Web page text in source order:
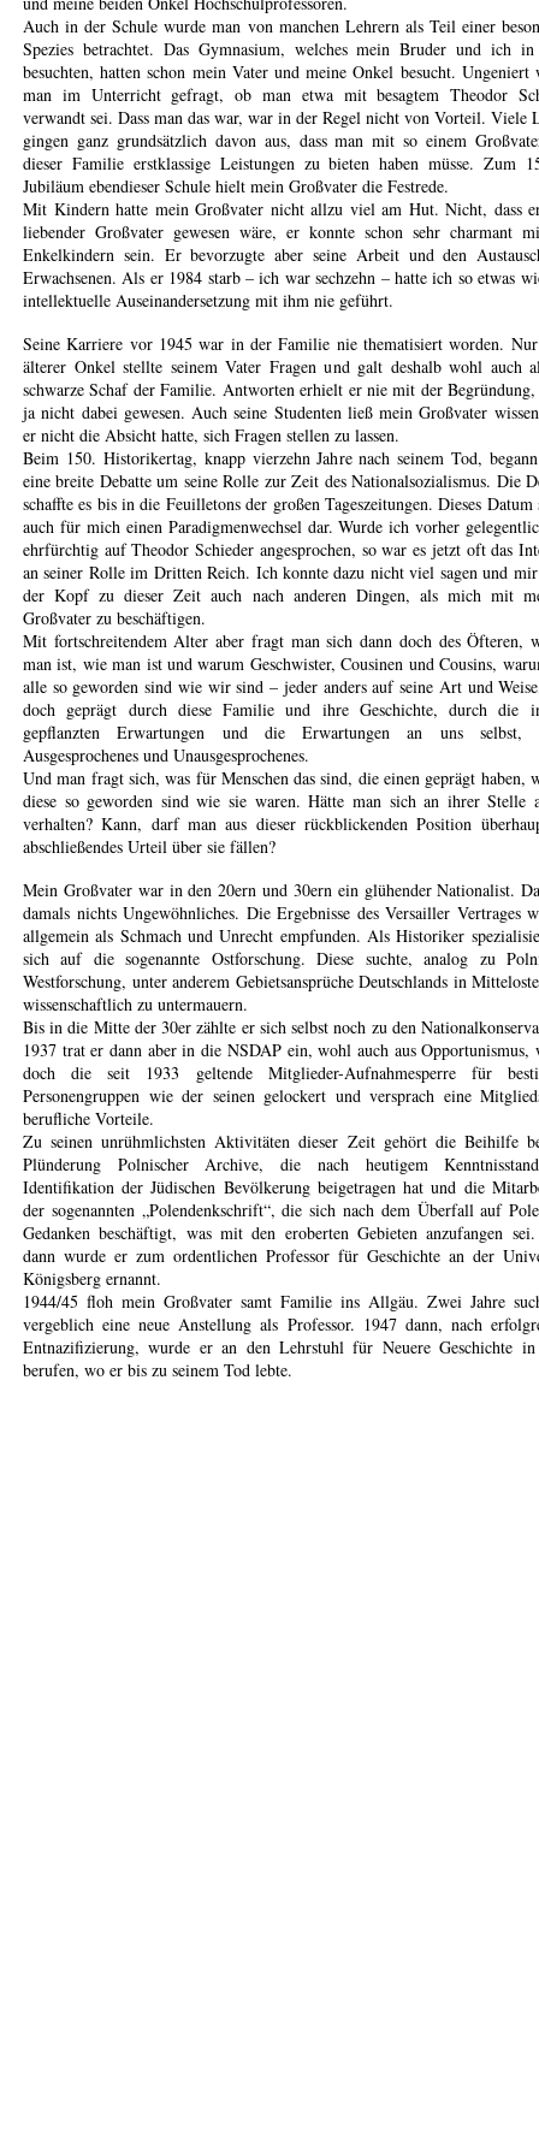
Auch in der Schule wurde man von manchen Lehrern als Teil einer
Spezies betrachtet. Das Gymnasium, welches mein Bruder und ich
besuchten, hatten schon mein Vater und meine Onkel besucht. Ungeniert
man im Unterricht gefragt, ob man etwa mit besagtem Theodor
verwandt sei. Dass man das war, war in der Regel nicht von Vorteil. Viele
gingen ganz grundsätzlich davon aus, dass man mit so einem
dieser Familie erstklassige Leistungen zu bieten haben müsse. Zum
Jubiläum ebendieser Schule hielt mein Großvater die Festrede.
Mit Kindern hatte mein Großvater nicht allzu viel am Hut. Nicht, dass
liebender Großvater gewesen wäre, er konnte schon sehr charmant
Enkelkindern sein. Er bevorzugte aber seine Arbeit und den
Erwachsenen. Als er 1984 starb – ich war sechzehn – hatte ich so etwas
intellektuelle Auseinandersetzung mit ihm nie geführt.
Seine Karriere vor 1945 war in der Familie nie thematisiert worden.
älterer Onkel stellte seinem Vater Fragen und galt deshalb wohl auch
schwarze Schaf der Familie. Antworten erhielt er nie mit der
ja nicht dabei gewesen. Auch seine Studenten ließ mein Großvater
er nicht die Absicht hatte, sich Fragen stellen zu lassen.
Beim 150. Historikertag, knapp vierzehn Jahre nach seinem Tod,
eine breite Debatte um seine Rolle zur Zeit des Nationalsozialismus. Die
schaffte es bis in die Feuilletons der großen Tageszeitungen. Dieses Datum
auch für mich einen Paradigmenwechsel dar. Wurde ich vorher
ehrfürchtig auf Theodor Schieder angesprochen, so war es jetzt oft das
an seiner Rolle im Dritten Reich. Ich konnte dazu nicht viel sagen und mir
der Kopf zu dieser Zeit auch nach anderen Dingen, als mich mit
Großvater zu beschäftigen.
Mit fortschreitendem Alter aber fragt man sich dann doch des Öfteren,
man ist, wie man ist und warum Geschwister, Cousinen und Cousins,
alle so geworden sind wie wir sind – jeder anders auf seine Art und
doch geprägt durch diese Familie und ihre Geschichte, durch die
gepflanzten Erwartungen und die Erwartungen an uns selbst,
Ausgesprochenes und Unausgesprochenes.
Und man fragt sich, was für Menschen das sind, die einen geprägt haben,
diese so geworden sind wie sie waren. Hätte man sich an ihrer Stelle
verhalten? Kann, darf man aus dieser rückblickenden Position
abschließendes Urteil über sie fällen?
Mein Großvater war in den 20ern und 30ern ein glühender Nationalist.
damals nichts Ungewöhnliches. Die Ergebnisse des Versailler Vertrages
allgemein als Schmach und Unrecht empfunden. Als Historiker
sich auf die sogenannte Ostforschung. Diese suchte, analog zu
Westforschung, unter anderem Gebietsansprüche Deutschlands in
wissenschaftlich zu untermauern.
Bis in die Mitte der 30er zählte er sich selbst noch zu den
1937 trat er dann aber in die NSDAP ein, wohl auch aus Opportunismus,
doch die seit 1933 geltende Mitglieder-Aufnahmesperre für
Personengruppen wie der seinen gelockert und versprach eine
berufliche Vorteile.
Zu seinen unrühmlichsten Aktivitäten dieser Zeit gehört die Beihilfe
Plünderung Polnischer Archive, die nach heutigem
Identifikation der Jüdischen Bevölkerung beigetragen hat und die
der sogenannten „Polendenkschrift“, die sich nach dem Überfall auf
Gedanken beschäftigt, was mit den eroberten Gebieten anzufangen
dann wurde er zum ordentlichen Professor für Geschichte an der
Königsberg ernannt.
1944/45 floh mein Großvater samt Familie ins Allgäu. Zwei Jahre
vergeblich eine neue Anstellung als Professor. 1947 dann, nach
Entnazifizierung, wurde er an den Lehrstuhl für Neuere Geschichte
berufen, wo er bis zu seinem Tod lebte.